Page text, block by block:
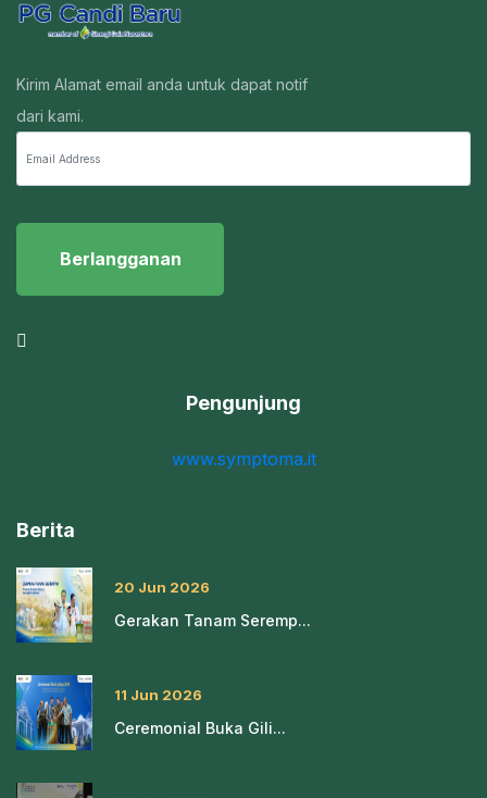
Kirim Alamat email anda untuk dapat notif
dari kami.
Berlangganan
Pengunjung
www.symptoma.it
Berita
20 Jun 2026
Gerakan Tanam Seremp...
11 Jun 2026
Ceremonial Buka Gili...